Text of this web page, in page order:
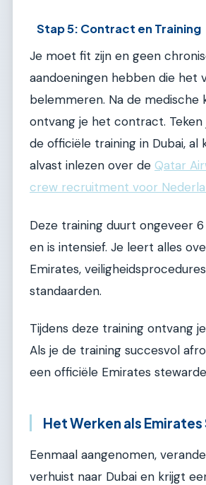
Stap 5: Contract en Training
Je moet fit zijn en geen
aandoeningen hebben die het
belemmeren. Na de medische
ontvang je het contract. Teken
de officiële training in Dubai, al
alvast inlezen over de Qatar
crew recruitment voor
Deze training duurt ongeveer
en is intensief. Je leert alles
Emirates,
standaarden.
Tijdens deze training ontvang
Als je de training succesvol
een officiële Emirates
Het Werken als
Eenmaal aangenomen,
verhuist naar Dubai en krijgt